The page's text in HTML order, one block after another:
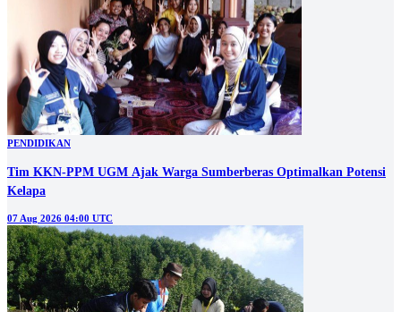
PENDIDIKAN
Tim KKN-PPM UGM Ajak Warga Sumberberas Optimalkan Potensi
Kelapa
07 Aug 2026 04:00 UTC